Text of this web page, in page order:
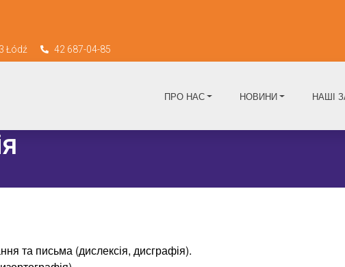
Łódź 42 687-04-85
ПРО НАС НОВИНИ НАШІ
та письма (дислексія, дисграфія).